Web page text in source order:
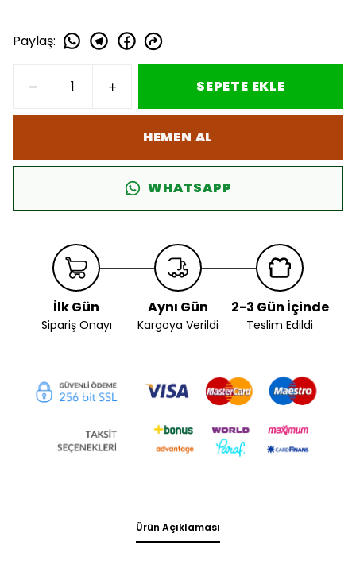
Paylaş:
SEPETE EKLE
HEMEN AL
WHATSAPP
İlk Gün
Sipariş Onayı
Aynı Gün
Kargoya Verildi
2-3 Gün İçinde
Teslim Edildi
Ürün Açıklaması